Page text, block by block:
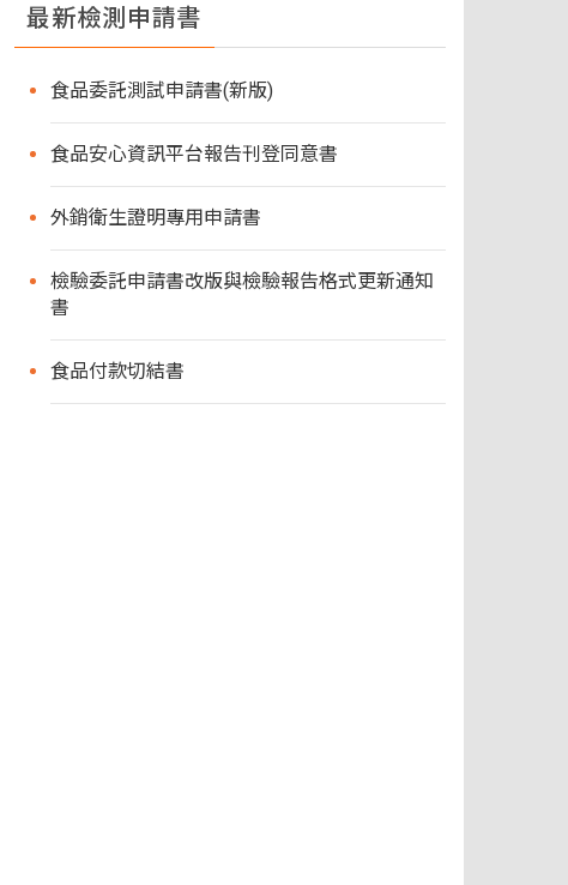
最新檢測申請書
食品委託測試申請書(新版)
食品安心資訊平台報告刊登同意書
外銷衛生證明專用申請書
檢驗委託申請書改版與檢驗報告格式更新通知
書
食品付款切結書